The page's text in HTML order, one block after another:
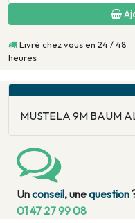
Livré chez vous en 24 / 48
heures
MUSTELA 9M BAUM
Unconseil, unequestion
01 47 27 99 08